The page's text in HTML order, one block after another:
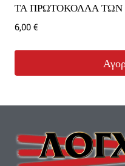
ΤΑ ΠΡΩΤΟΚΟΛΛΑ ΤΩΝ
6,00 €